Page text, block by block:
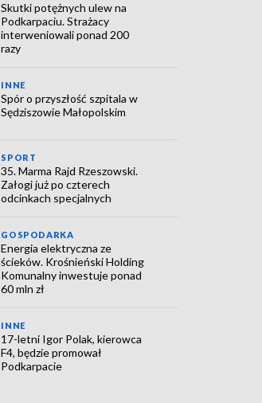
Skutki potężnych ulew na
Podkarpaciu. Strażacy
interweniowali ponad 200
razy
INNE
Spór o przyszłość szpitala w
Sędziszowie Małopolskim
SPORT
35. Marma Rajd Rzeszowski.
Załogi już po czterech
odcinkach specjalnych
GOSPODARKA
Energia elektryczna ze
ścieków. Krośnieński Holding
Komunalny inwestuje ponad
60 mln zł
INNE
17-letni Igor Polak, kierowca
F4, będzie promował
Podkarpacie